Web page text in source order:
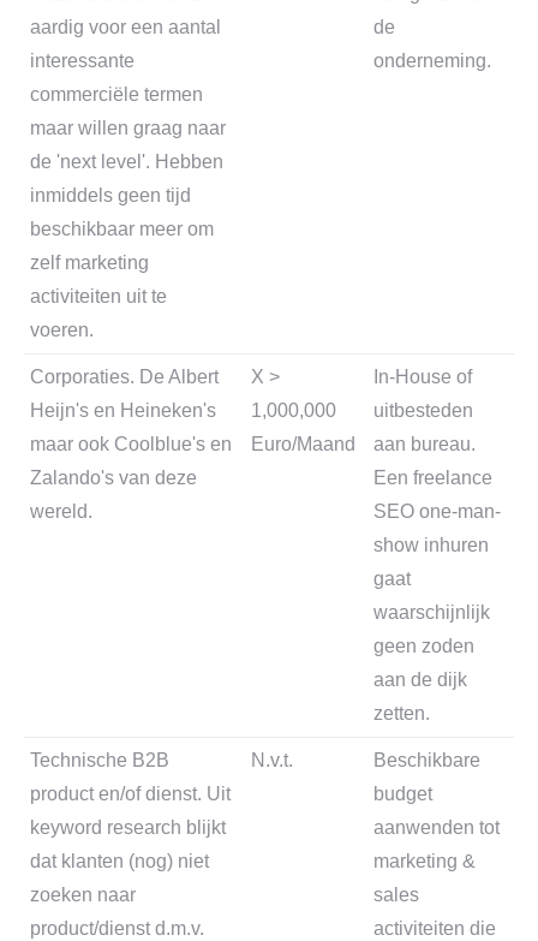
aardig voor een aantal
interessante
commerciële termen
maar willen graag naar
de 'next level'. Hebben
inmiddels geen tijd
beschikbaar meer om
zelf marketing
activiteiten uit te
voeren.
de
onderneming.
Corporaties. De Albert
Heijn's en Heineken's
maar ook Coolblue's en
Zalando's van deze
wereld.
X >
1,000,000
Euro/Maand
In-House of
uitbesteden
aan bureau.
Een freelance
SEO one-man-
show inhuren
gaat
waarschijnlijk
geen zoden
aan de dijk
zetten.
Technische B2B
product en/of dienst. Uit
keyword research blijkt
dat klanten (nog) niet
zoeken naar
product/dienst d.m.v.
N.v.t.
Beschikbare
budget
aanwenden tot
marketing &
sales
activiteiten die